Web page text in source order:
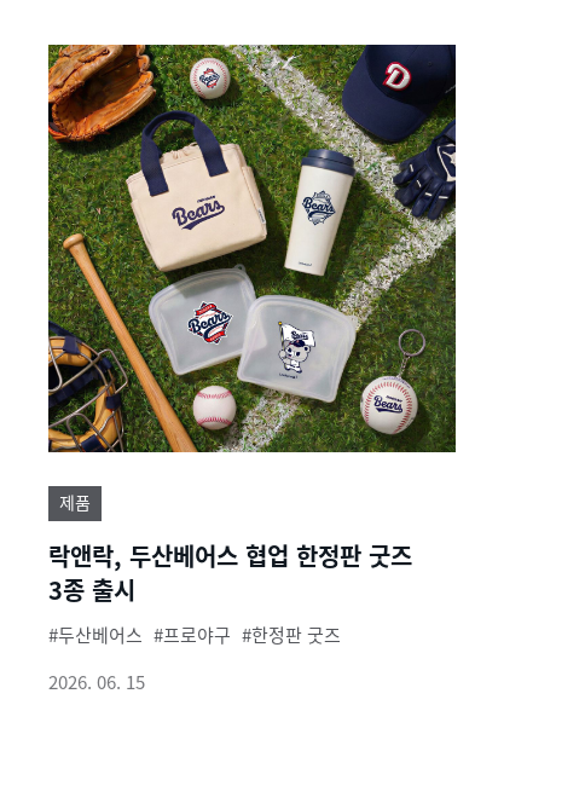
제품
락앤락, 두산베어스 협업 한정판 굿즈
3종 출시
두산베어스 프로야구
한정판 굿즈
2026. 06. 15